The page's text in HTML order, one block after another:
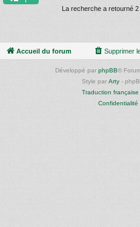
La recherche a retourné
Accueil du forum Supprimer
Développé par phpBB®
Style par Arty -
Traduction française
Confidentialité